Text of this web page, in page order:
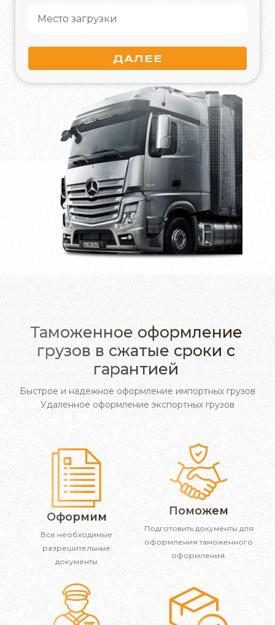
ДАЛЕЕ
Таможенное оформление
грузов в сжатые сроки с
гарантией
Быстрое и надежное оформление импортных грузов
Удаленное оформление экспортных грузов
Оформим
Все необходимые
разрешительные
документы
Поможем
Подготовить документы для
оформления таможенного
оформления.